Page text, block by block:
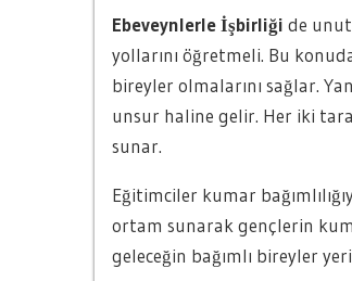
Ebeveynlerle İşbirliği de
yollarını öğretmeli. Bu
bireyler olmalarını sağlar.
unsur haline gelir. Her iki
sunar.
Eğitimciler kumar
ortam sunarak gençlerin
geleceğin bağımlı bireyler